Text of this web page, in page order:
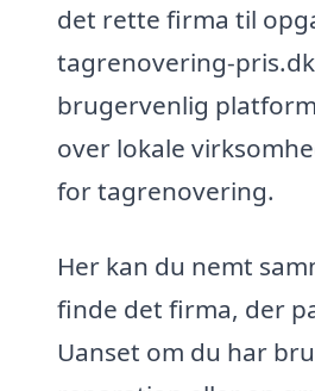
det rette firma til
tagrenovering-
brugervenlig
over lokale
for tagrenovering.
Her kan du nemt
finde det firma, der
Uanset om du har